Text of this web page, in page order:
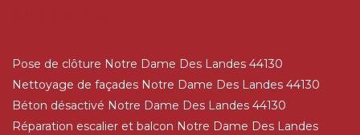
Pose de clôture Notre Dame Des Landes 44130
Nettoyage de façades Notre Dame Des Landes 44130
Béton désactivé Notre Dame Des Landes 44130
Réparation escalier et balcon Notre Dame Des Landes